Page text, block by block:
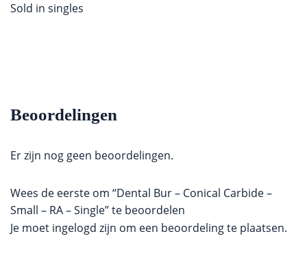
Sold in singles
Beoordelingen
Er zijn nog geen beoordelingen.
Wees de eerste om “Dental Bur – Conical Carbide –
Small – RA – Single” te beoordelen
Je moet ingelogd zijn om een beoordeling te plaatsen.